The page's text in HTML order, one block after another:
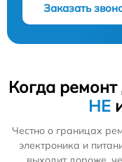
Заказать
Когда
НЕ
Честно о границах
электроника и